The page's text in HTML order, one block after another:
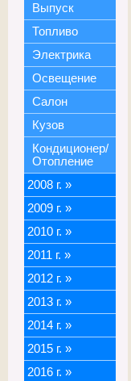
Выпуск
Топливо
Электрика
Освещение
Салон
Кузов
Кондиционер/
Отопление
2008 г. »
2009 г. »
2010 г. »
2011 г. »
2012 г. »
2013 г. »
2014 г. »
2015 г. »
2016 г. »